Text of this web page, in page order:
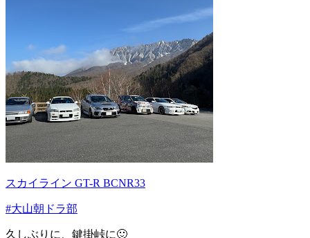
スカイライン GT-R BCNR33
#大山朝ドラ部
久しぶりに、鍵掛峠に🙂